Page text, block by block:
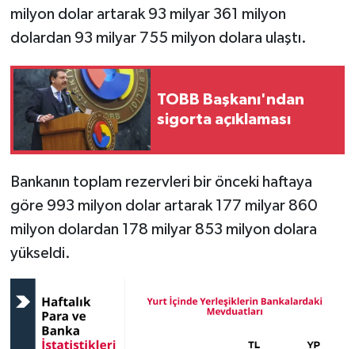
milyon dolar artarak 93 milyar 361 milyon
dolardan 93 milyar 755 milyon dolara ulaştı.
TOBB Başkanı'ndan
sigorta açıklaması
Bankanın toplam rezervleri bir önceki haftaya
göre 993 milyon dolar artarak 177 milyar 860
milyon dolardan 178 milyar 853 milyon dolara
yükseldi.